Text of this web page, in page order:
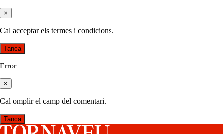
×
Cal acceptar els termes i condicions.
Tanca
Error
×
Cal omplir el camp del comentari.
Tanca